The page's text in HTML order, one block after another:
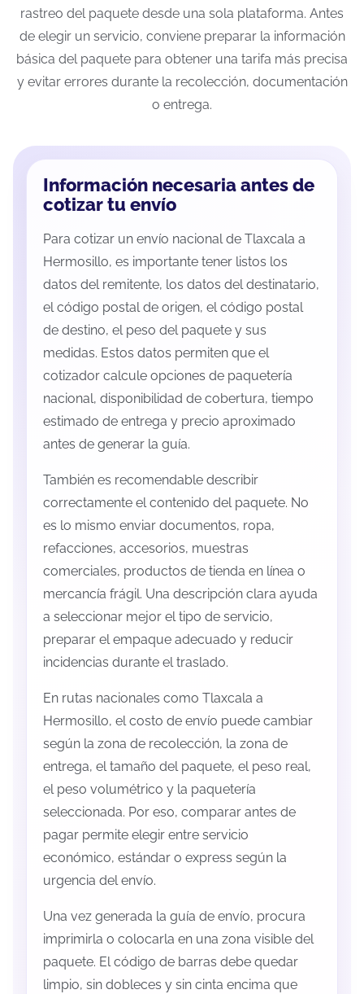
rastreo del paquete desde una sola plataforma. Antes
de elegir un servicio, conviene preparar la información
básica del paquete para obtener una tarifa más precisa
y evitar errores durante la recolección, documentación
o entrega.
Información necesaria antes de
cotizar tu envío
Para cotizar un envío nacional de Tlaxcala a
Hermosillo, es importante tener listos los
datos del remitente, los datos del destinatario,
el código postal de origen, el código postal
de destino, el peso del paquete y sus
medidas. Estos datos permiten que el
cotizador calcule opciones de paquetería
nacional, disponibilidad de cobertura, tiempo
estimado de entrega y precio aproximado
antes de generar la guía.
También es recomendable describir
correctamente el contenido del paquete. No
es lo mismo enviar documentos, ropa,
refacciones, accesorios, muestras
comerciales, productos de tienda en línea o
mercancía frágil. Una descripción clara ayuda
a seleccionar mejor el tipo de servicio,
preparar el empaque adecuado y reducir
incidencias durante el traslado.
En rutas nacionales como Tlaxcala a
Hermosillo, el costo de envío puede cambiar
según la zona de recolección, la zona de
entrega, el tamaño del paquete, el peso real,
el peso volumétrico y la paquetería
seleccionada. Por eso, comparar antes de
pagar permite elegir entre servicio
económico, estándar o express según la
urgencia del envío.
Una vez generada la guía de envío, procura
imprimirla o colocarla en una zona visible del
paquete. El código de barras debe quedar
limpio, sin dobleces y sin cinta encima que